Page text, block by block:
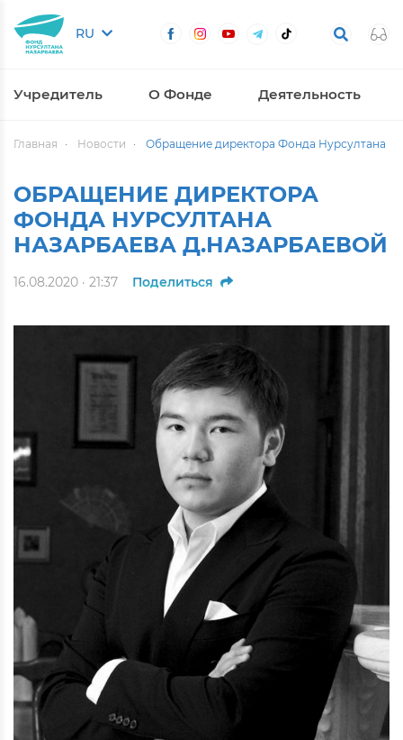
RU
Учредитель О Фонде Деятельность
Главная Новости Обращение директора Фонда Нурсултана
ОБРАЩЕНИЕ ДИРЕКТОРА
ФОНДА НУРСУЛТАНА
НАЗАРБАЕВА Д.НАЗАРБАЕВОЙ
16.08.2020 · 21:37 Поделиться